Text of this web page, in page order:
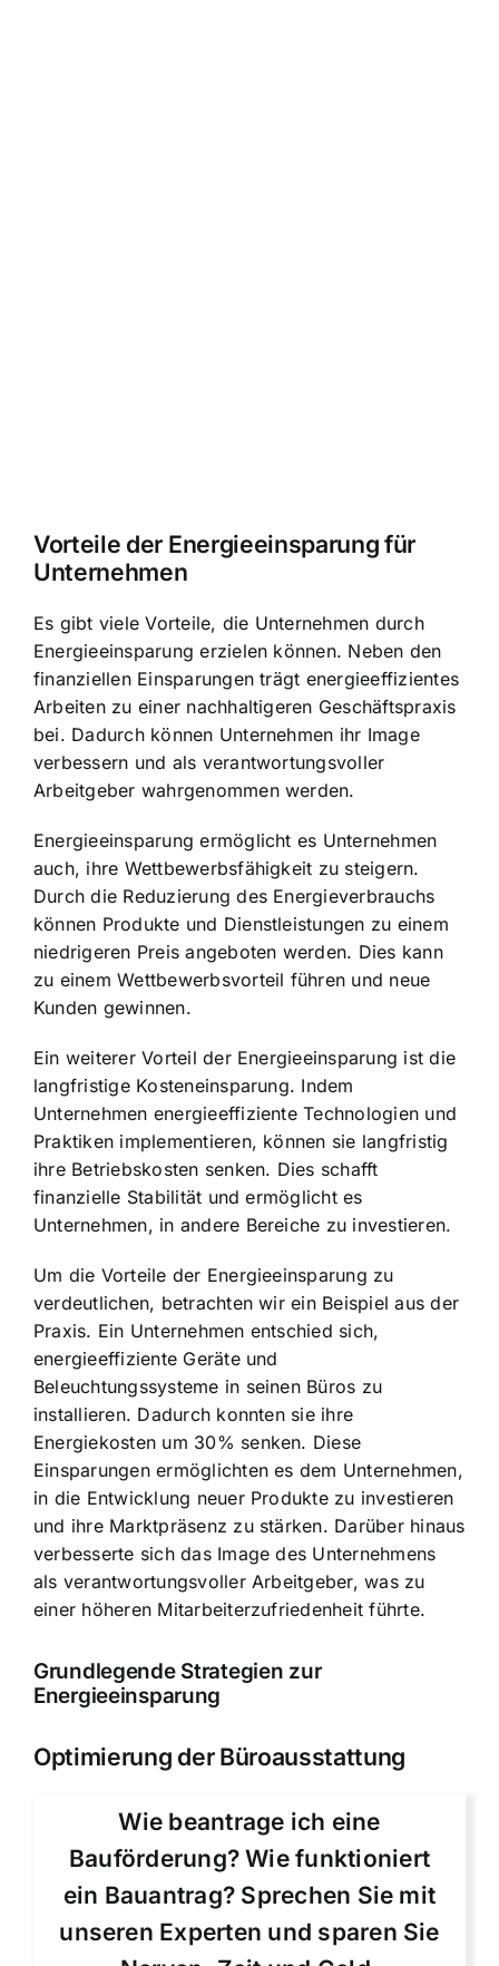
Vorteile der Energieeinsparung für
Unternehmen
Es gibt viele Vorteile, die Unternehmen durch
Energieeinsparung erzielen können. Neben den
finanziellen Einsparungen trägt energieeffizientes
Arbeiten zu einer nachhaltigeren Geschäftspraxis
bei. Dadurch können Unternehmen ihr Image
verbessern und als verantwortungsvoller
Arbeitgeber wahrgenommen werden.
Energieeinsparung ermöglicht es Unternehmen
auch, ihre Wettbewerbsfähigkeit zu steigern.
Durch die Reduzierung des Energieverbrauchs
können Produkte und Dienstleistungen zu einem
niedrigeren Preis angeboten werden. Dies kann
zu einem Wettbewerbsvorteil führen und neue
Kunden gewinnen.
Ein weiterer Vorteil der Energieeinsparung ist die
langfristige Kosteneinsparung. Indem
Unternehmen energieeffiziente Technologien und
Praktiken implementieren, können sie langfristig
ihre Betriebskosten senken. Dies schafft
finanzielle Stabilität und ermöglicht es
Unternehmen, in andere Bereiche zu investieren.
Um die Vorteile der Energieeinsparung zu
verdeutlichen, betrachten wir ein Beispiel aus der
Praxis. Ein Unternehmen entschied sich,
energieeffiziente Geräte und
Beleuchtungssysteme in seinen Büros zu
installieren. Dadurch konnten sie ihre
Energiekosten um 30% senken. Diese
Einsparungen ermöglichten es dem Unternehmen,
in die Entwicklung neuer Produkte zu investieren
und ihre Marktpräsenz zu stärken. Darüber hinaus
verbesserte sich das Image des Unternehmens
als verantwortungsvoller Arbeitgeber, was zu
einer höheren Mitarbeiterzufriedenheit führte.
Grundlegende Strategien zur
Energieeinsparung
Optimierung der Büroausstattung
Wie beantrage ich eine
Bauförderung? Wie funktioniert
ein Bauantrag? Sprechen Sie mit
unseren Experten und sparen Sie